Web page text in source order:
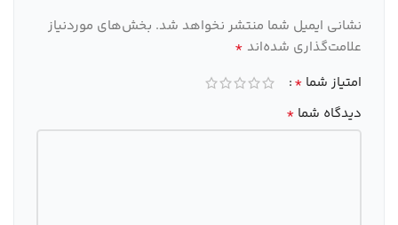
نشانی ایمیل شما منتشر نخواهد شد. بخش‌های موردنیاز
علامت‌گذاری شده‌اند *
امتیاز شما *
دیدگاه شما *